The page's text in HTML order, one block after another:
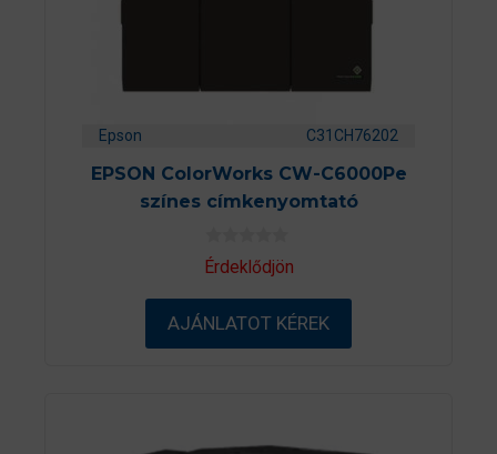
Epson C31CH76202
EPSON ColorWorks CW-C6000Pe
színes címkenyomtató
0
a
-
ő
Érdeklődjön
AJÁNLATOT KÉREK